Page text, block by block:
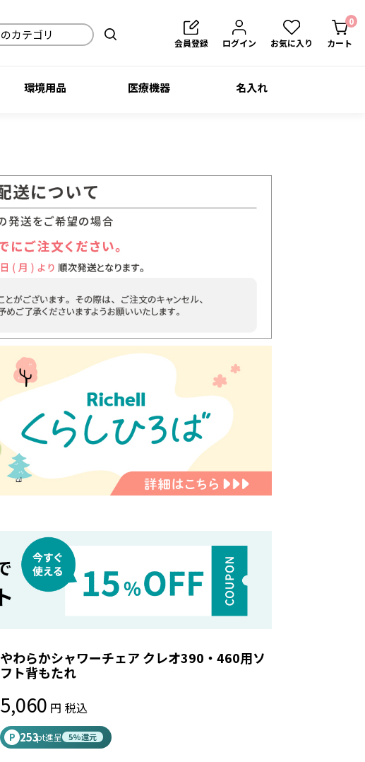
会員登録 ログイン お気に入り カート
0
環境用品 医療機器 名入れ
やわらかシャワーチェア クレオ390・460用ソ
フト背もたれ
5,060 税込
P 253pt進呈 5%還元